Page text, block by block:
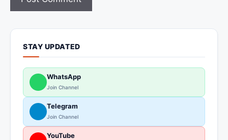
STAY UPDATED
WhatsApp
Join Channel
Telegram
Join Channel
YouTube